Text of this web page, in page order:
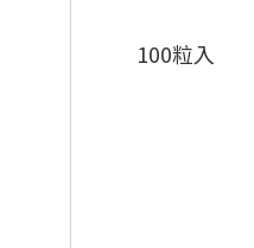
100粒入